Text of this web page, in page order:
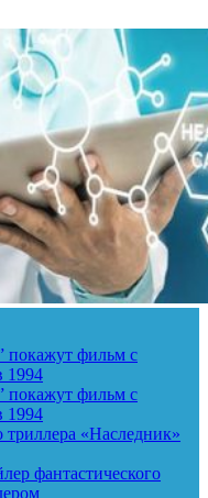
покажут фильм с
1994
покажут фильм с
1994
триллера «Наследник»
фантастического